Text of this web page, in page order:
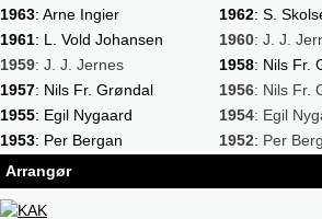
1963: Arne Ingier 1962: S.
1961: L. Vold Johansen 1960: J. J.
1959: J. J. Jernes 1958: Nils Fr.
1957: Nils Fr. Grøndal 1956: Nils Fr.
1955: Egil Nygaard 1954: Egil
1953: Per Bergan 1952: Per
Arrangør